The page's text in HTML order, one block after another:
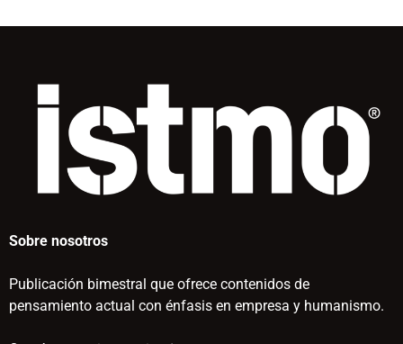
Sobre nosotros
Publicación bimestral que ofrece contenidos de
pensamiento actual con énfasis en empresa y humanismo.